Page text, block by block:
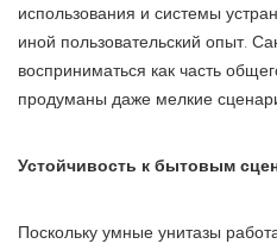
использования и системы
иной пользовательский опыт.
восприниматься как часть
продуманы даже мелкие
Устойчивость к бытовым
Поскольку умные унитазы